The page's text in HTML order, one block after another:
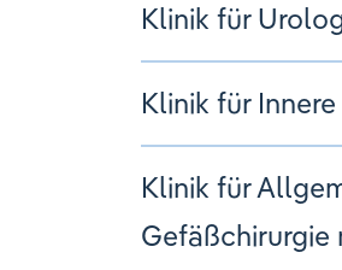
Klinik für
Klinik für
Klinik für